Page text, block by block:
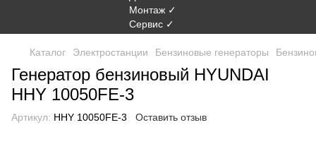
Каталог Электростанции Бензиновые генераторы
Генератор бензиновый HYUNDAI
HHY 10050FE-3
Артикул: HHY 10050FE-3 Оставить отзыв